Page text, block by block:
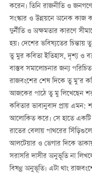
করেন। তিনি রাজনীতি ও
সংস্কার ও উন্নয়নে অনেক কাজ
দুর্নীতি ও অক্ষমতার কারণে
হয়। দেশের ভবিষ্যতের চিন্তায়
তু মুর কবিতা ইতিহাস, দৃশ্য ও
বাস্তব সমালোচনার জন্য
রাজবংশের শেষ দিকে তু মু’র
আজকের পাঠে তু মু লিখেছেন
কবিতার ভাবানুবাদ প্রায় এমন:
আলোকিত করে। সে হাতে একটি
রাতের বেলায় পাথরের
আলটেয়ার ও ভেগার দিকে
সরাসরি দাসীর অনুভূতি না
বিষণ্ণ অনুভূতি। এটা থাং